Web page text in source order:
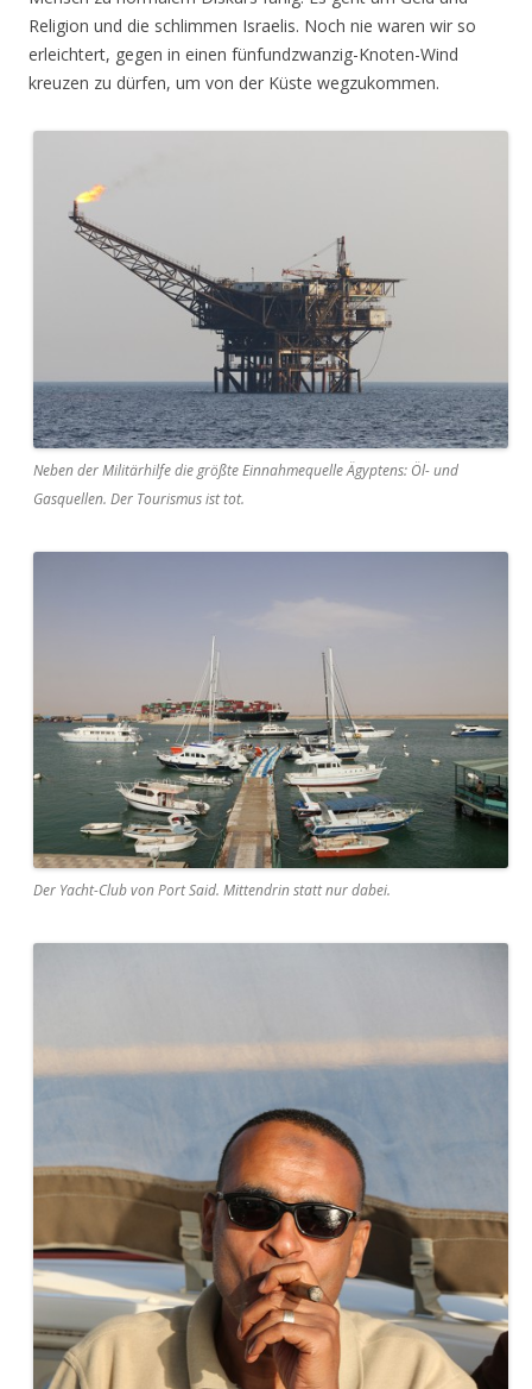
Religion und die schlimmen Israelis. Noch nie waren wir so
erleichtert, gegen in einen fünfundzwanzig-Knoten-Wind
kreuzen zu dürfen, um von der Küste wegzukommen.
Neben der Militärhilfe die größte Einnahmequelle Ägyptens: Öl- und
Gasquellen. Der Tourismus ist tot.
Der Yacht-Club von Port Said. Mittendrin statt nur dabei.